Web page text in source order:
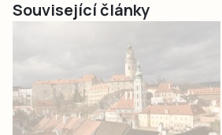
Související články